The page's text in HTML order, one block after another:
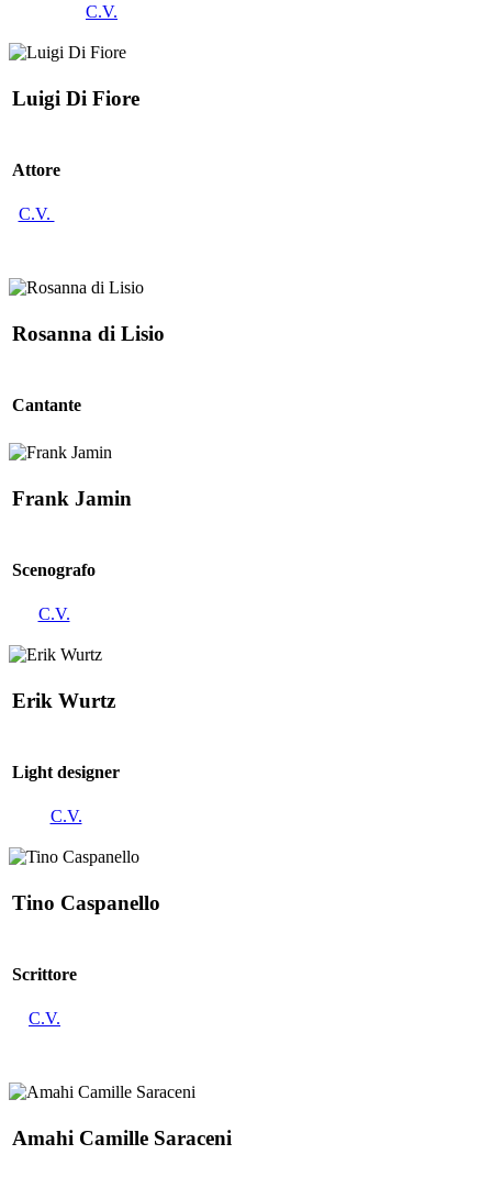
C.V.
Luigi Di Fiore
Attore
C.V.
Rosanna di Lisio
Cantante
Frank Jamin
Scenografo
C.V.
Erik Wurtz
Light designer
C.V.
Tino Caspanello
Scrittore
C.V.
Amahi Camille Saraceni